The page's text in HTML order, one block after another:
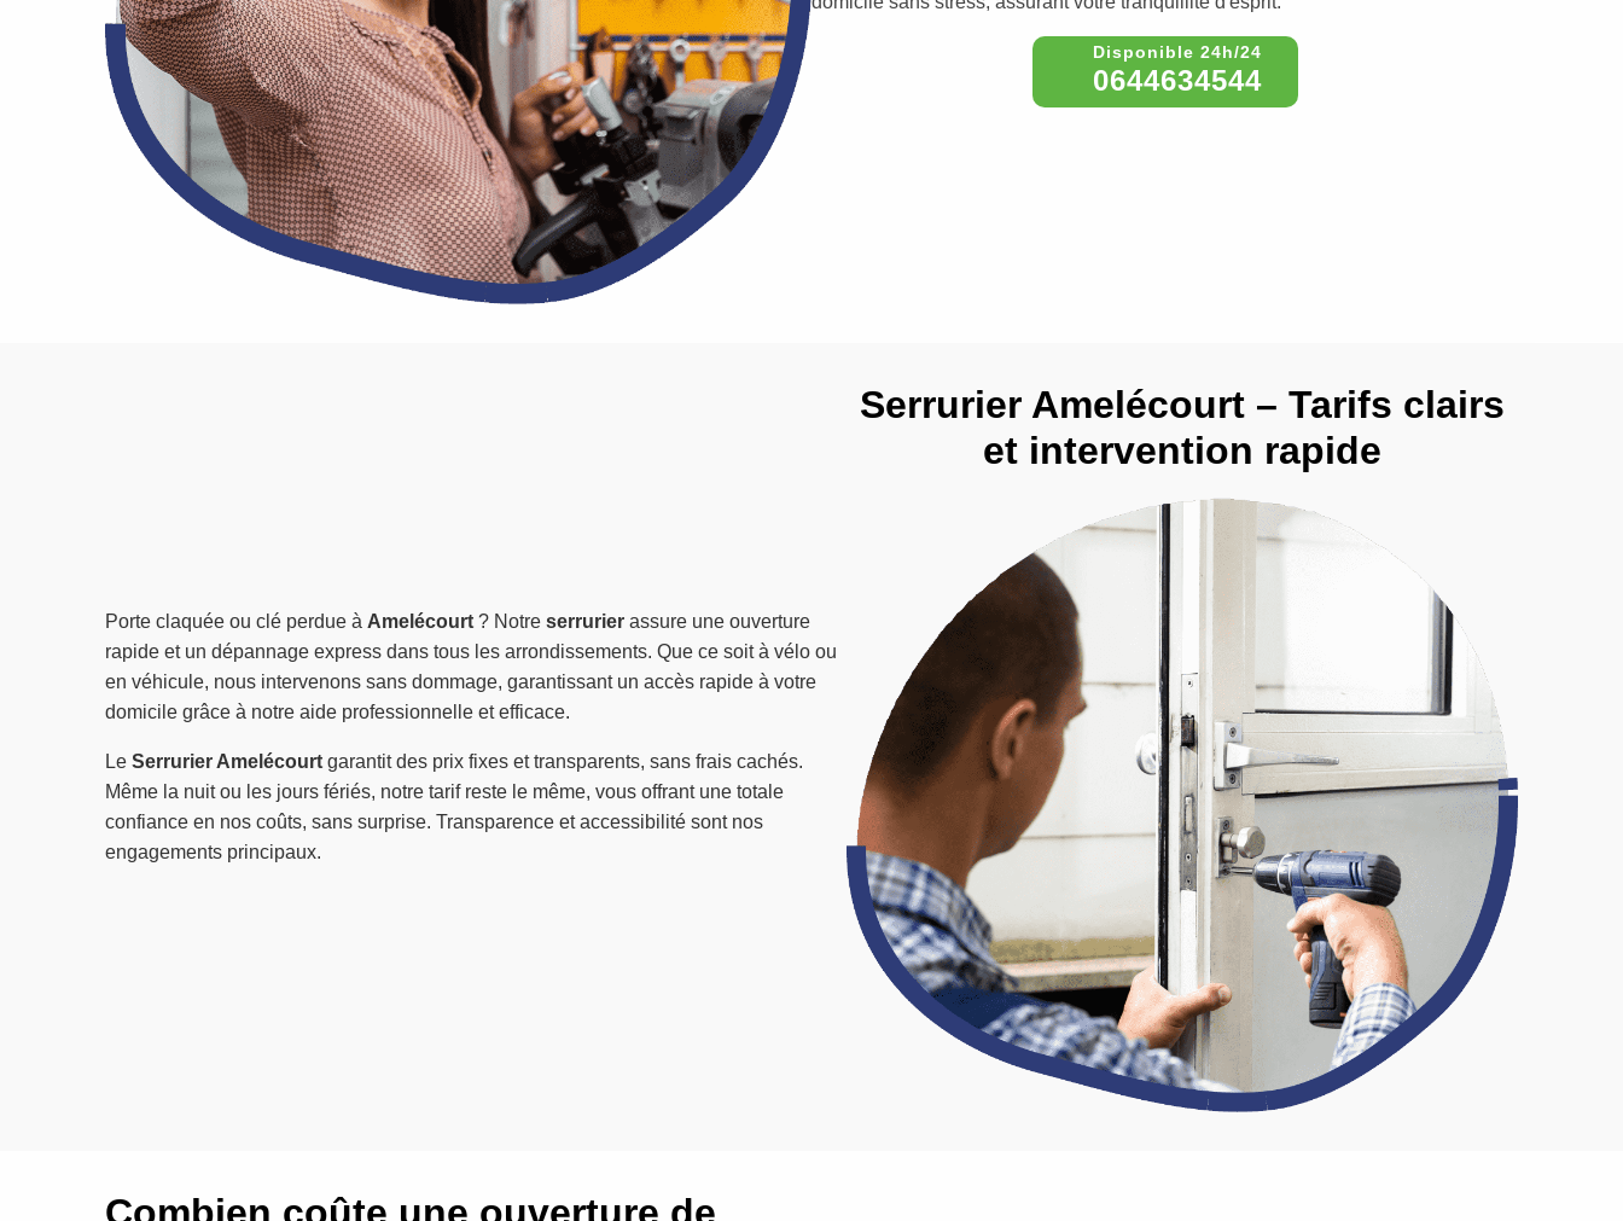
0644634544
Porte claquée ou clé perdue à Amelécourt ? Notre serrurier assure une ouverture
rapide et un dépannage express dans tous les arrondissements. Que ce soit à vélo ou
en véhicule, nous intervenons sans dommage, garantissant un accès rapide à votre
domicile grâce à notre aide professionnelle et efficace.
Le Serrurier Amelécourt garantit des prix fixes et transparents, sans frais cachés.
Même la nuit ou les jours fériés, notre tarif reste le même, vous offrant une totale
confiance en nos coûts, sans surprise. Transparence et accessibilité sont nos
engagements principaux.
Serrurier Amelécourt – Tarifs clairs
et intervention rapide
Combien coûte une ouverture de